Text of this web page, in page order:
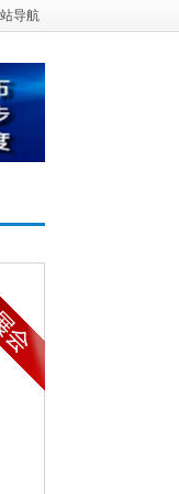
导航